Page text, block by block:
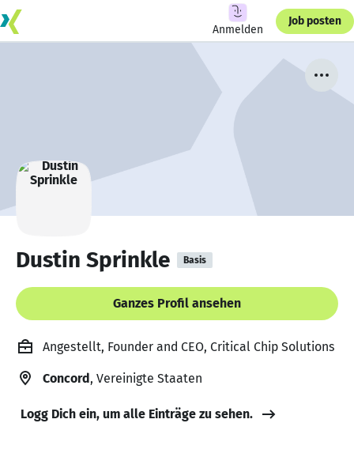
Anmelden
Job posten
Dustin Sprinkle Basis
Ganzes Profil ansehen
Angestellt, Founder and CEO, Critical Chip Solutions
Concord, Vereinigte Staaten
Logg Dich ein, um alle Einträge zu sehen.